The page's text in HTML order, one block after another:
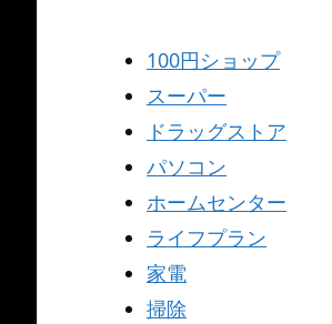
100円ショップ
スーパー
ドラッグストア
パソコン
ホームセンター
ライフプラン
家電
掃除